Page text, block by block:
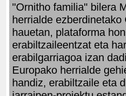
"Ornitho familia" bilera
herrialde
hauetan, plataforma
erabiltzaileentzat eta
erabilgarriagoa izan
Europako herrialde
handiz, erabiltzaile eta